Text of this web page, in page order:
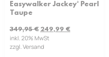
Easywalker Jackey² Pearl
Taupe
349,95€ 249,99 €
inkl. 20% MwSt
zzgl. Versand